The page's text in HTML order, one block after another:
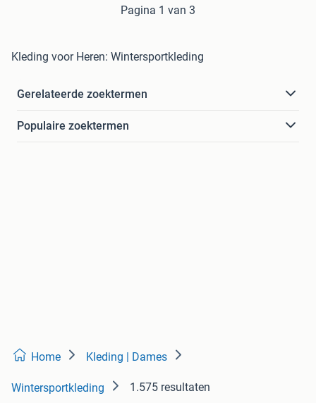
Pagina 1 van 3
Kleding voor Heren: Wintersportkleding
Gerelateerde zoektermen
Populaire zoektermen
Home Kleding | Dames
Wintersportkleding 1.575 resultaten